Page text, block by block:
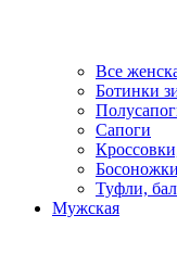
Все
Ботинки
Сапоги
Туфли,
Мужская